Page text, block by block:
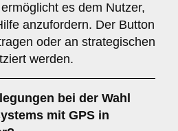
es dem Nutzer,
anzufordern. Der Button
oder an strategischen
werden.
bei der Wahl
mit GPS in